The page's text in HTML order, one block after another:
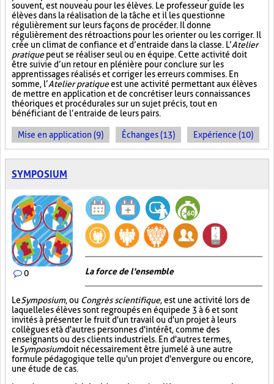
souvent, est nouveau pour les élèves. Le professeur guide les
élèves dans la réalisation de la tâche et il les questionne
régulièrement sur leurs façons de procéder. Il donne
régulièrement des rétroactions pour les orienter ou les corriger. Il
crée un climat de confiance et d’entraide dans la classe. L’Atelier
pratiquepeut se réaliser seul ou en équipe. Cette activité doit
être suivie d’un retour en plénière pour conclure sur les
apprentissages réalisés et corriger les erreurs commises. En
somme, l’Atelier pratiqueest une activité permettant aux élèves
de mettre en application et de concrétiser leurs connaissances
théoriques et procédurales sur un sujet précis, tout en
bénéficiant de l’entraide de leurs pairs.
Mise en application (9) Échanges (13) Expérience (10)
SYMPOSIUM
0 La force de l'ensemble
LeSymposium, ou Congrès scientifique, est une activité lors de
laquelle les élèves sont regroupés en équipe de 3 à 6 et sont
invités à présenter le fruit d'un travail ou d'un projet à leurs
collègues et à d'autres personnes d'intérêt, comme des
enseignants ou des clients industriels. En d'autres termes,
leSymposiumdoit nécessairement être jumelé à une autre
formule pédagogique telle qu'un projet d'envergure ou encore,
une étude de cas.